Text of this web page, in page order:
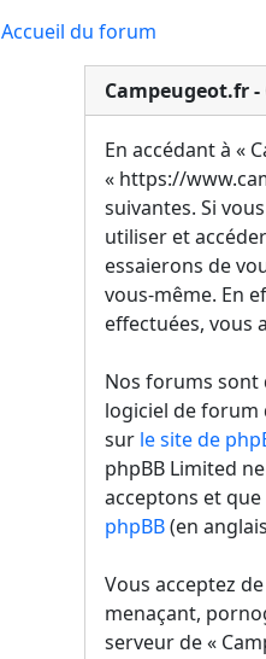
Accueil du forum
Campeugeot.fr
En accédant à «
« https://
suivantes. Si
utiliser et
essaierons de
vous-même. En
effectuées, vous
Nos forums sont
logiciel de forum
sur le site de
phpBB Limited
acceptons et
phpBB(en
Vous acceptez
menaçant,
serveur de «